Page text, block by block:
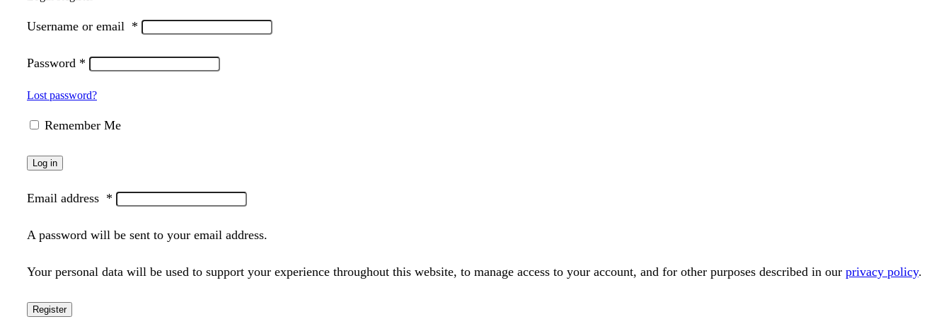
Username or email *
Password *
Lost password?
Remember Me
Log in
Email address *
A password will be sent to your email address.
Your personal data will be used to support your experience throughout this website, to manage access to your account, and for other purposes described in our privacy policy.
Register